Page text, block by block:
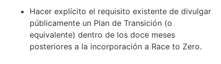
Hacer explícito el requisito existente de divulgar
públicamente un Plan de Transición (o
equivalente) dentro de los doce meses
posteriores a la incorporación a Race to Zero.